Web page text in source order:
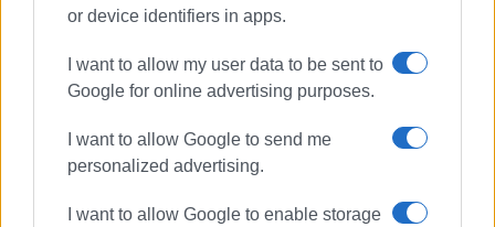
or device identifiers in apps.
I want to allow my user data to be sent to
Google for online advertising purposes.
I want to allow Google to send me
personalized advertising.
I want to allow Google to enable storage